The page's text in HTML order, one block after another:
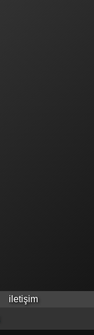
iletişim